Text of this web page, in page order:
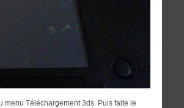
menu Téléchargement 3ds. Puis faite le